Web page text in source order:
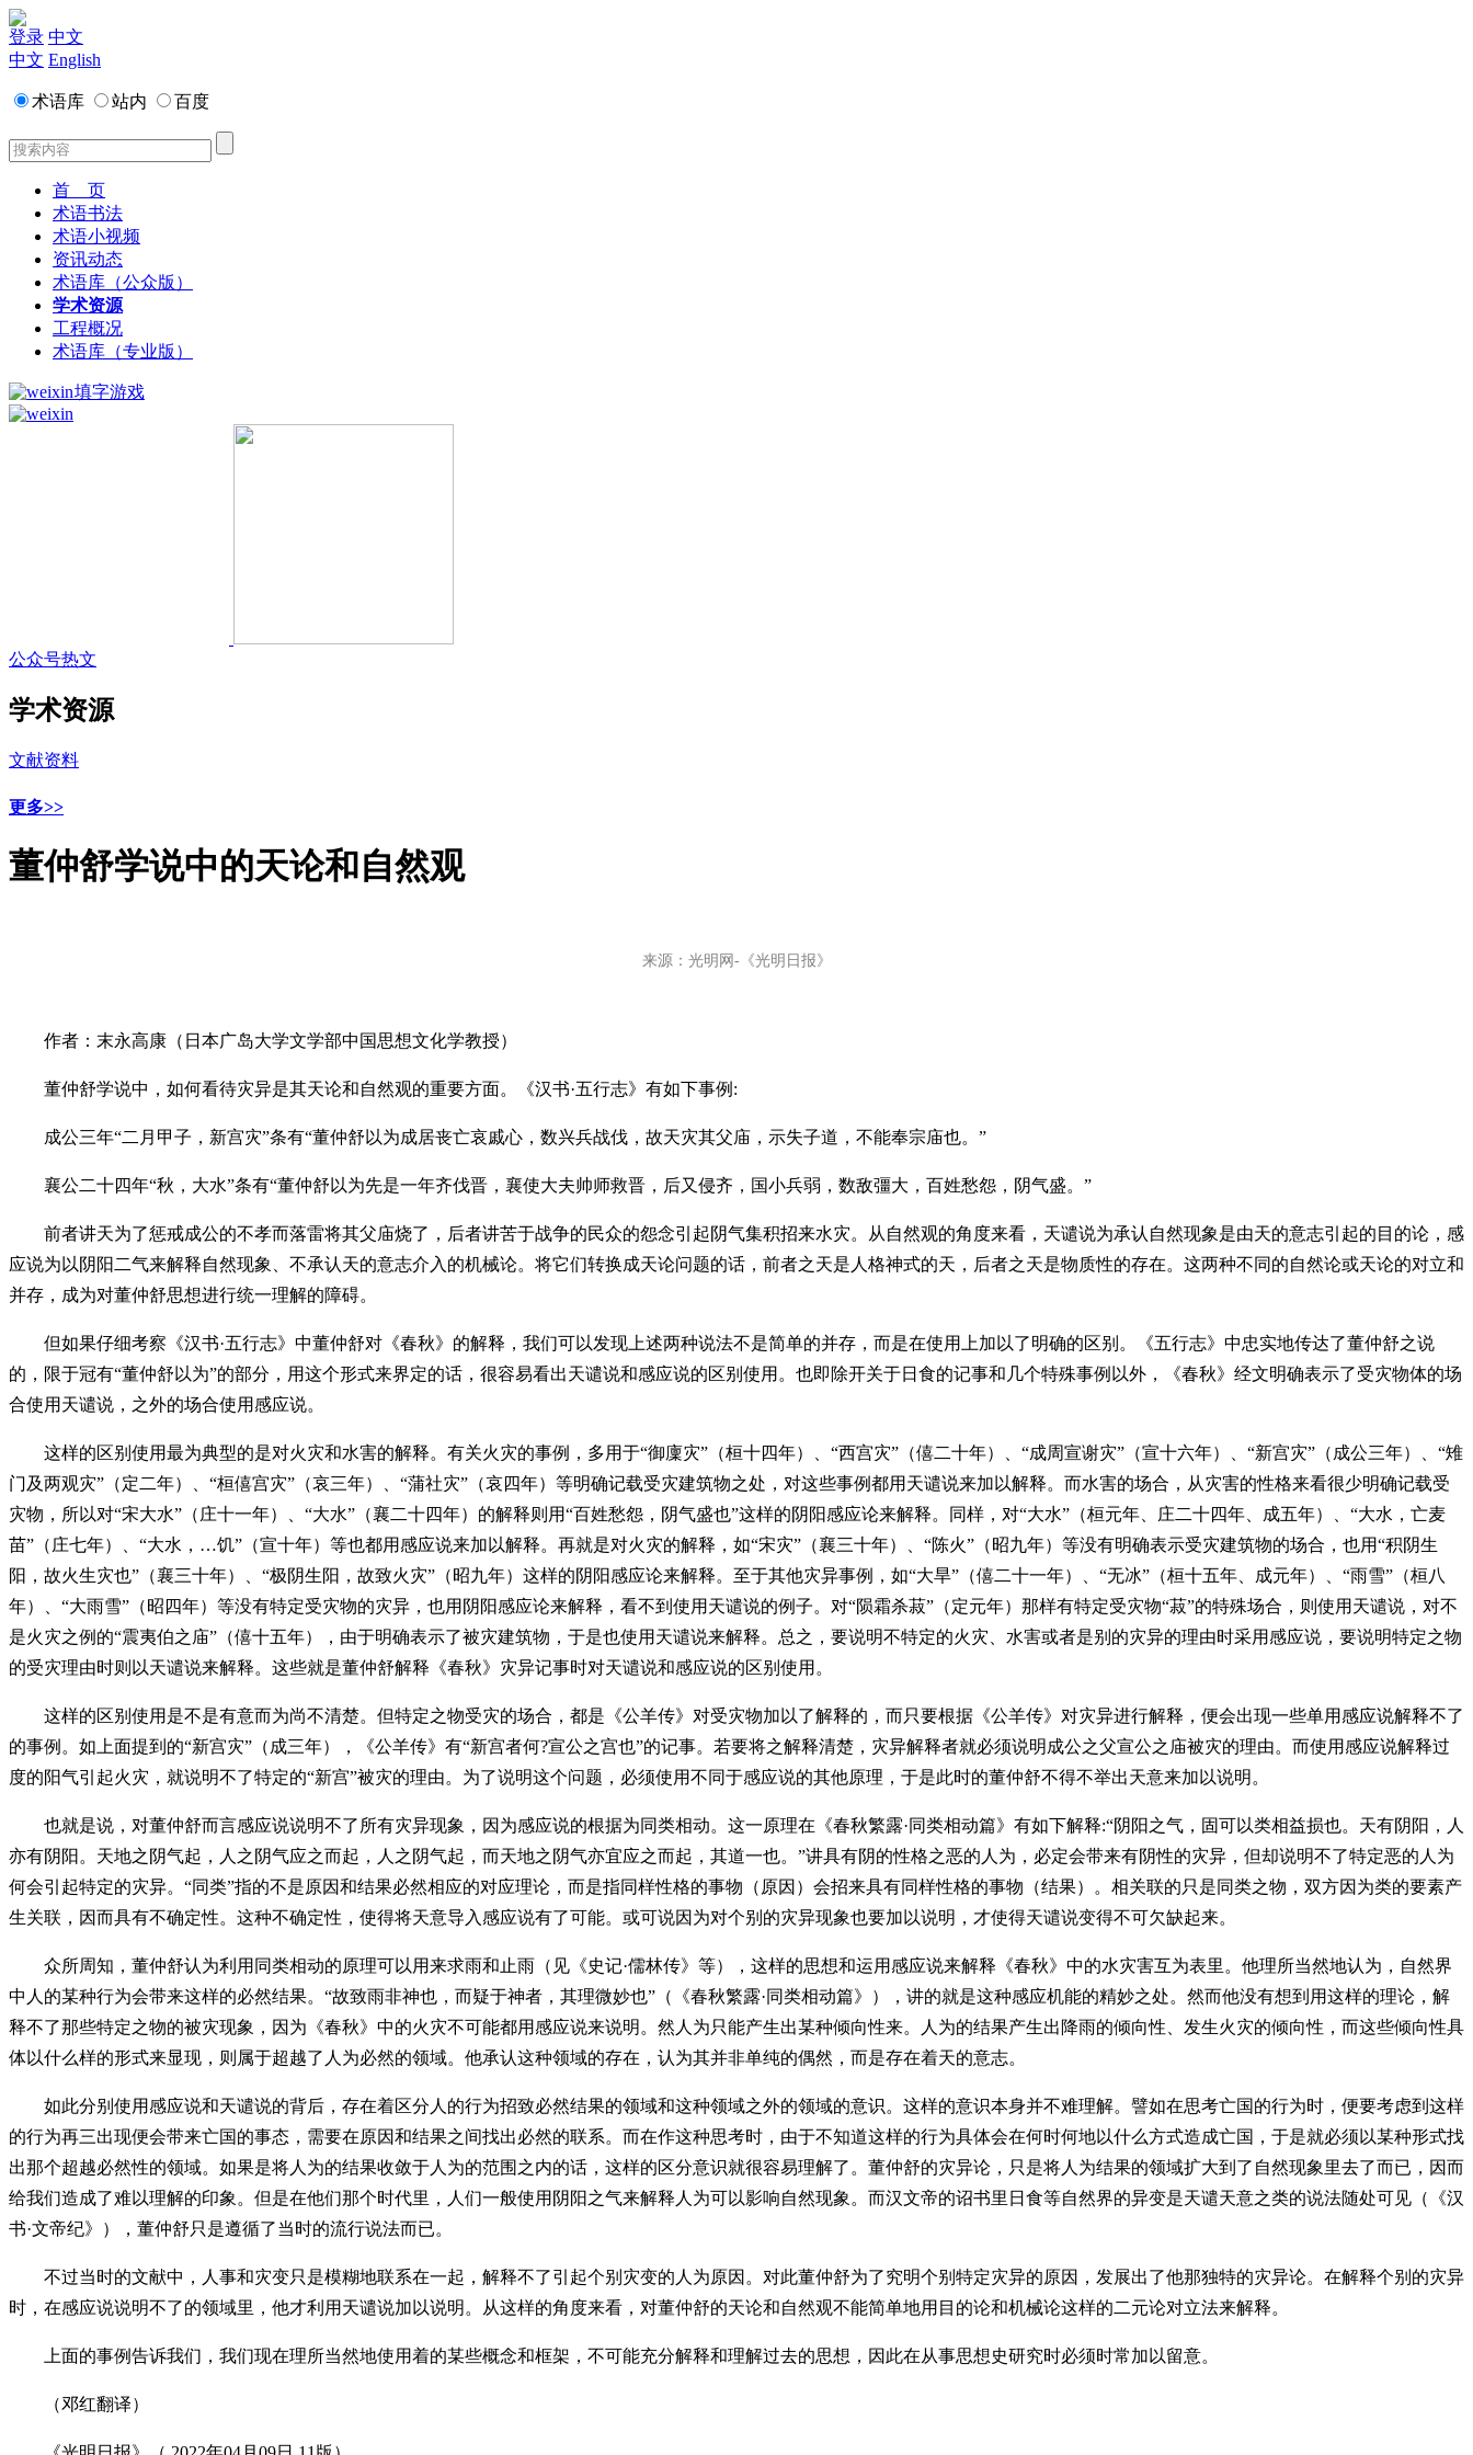
登录 中文
中文 English
术语库 站内 百度
首 页
术语书法
术语小视频
资讯动态
术语库（公众版）
学术资源
工程概况
术语库（专业版）
填字游戏
公众号热文
学术资源
文献资料
更多>>
董仲舒学说中的天论和自然观
来源：光明网-《光明日报》
作者：末永高康（日本广岛大学文学部中国思想文化学教授）
董仲舒学说中，如何看待灾异是其天论和自然观的重要方面。《汉书·五行志》有如下事例:
成公三年“二月甲子，新宫灾”条有“董仲舒以为成居丧亡哀戚心，数兴兵战伐，故天灾其父庙，示失子道，不能奉宗庙也。”
襄公二十四年“秋，大水”条有“董仲舒以为先是一年齐伐晋，襄使大夫帅师救晋，后又侵齐，国小兵弱，数敌彊大，百姓愁怨，阴气盛。”
前者讲天为了惩戒成公的不孝而落雷将其父庙烧了，后者讲苦于战争的民众的怨念引起阴气集积招来水灾。从自然观的角度来看，天谴说为承认自然现象是由天的意志引起的目的论，感
应说为以阴阳二气来解释自然现象、不承认天的意志介入的机械论。将它们转换成天论问题的话，前者之天是人格神式的天，后者之天是物质性的存在。这两种不同的自然论或天论的对立和
并存，成为对董仲舒思想进行统一理解的障碍。
但如果仔细考察《汉书·五行志》中董仲舒对《春秋》的解释，我们可以发现上述两种说法不是简单的并存，而是在使用上加以了明确的区别。《五行志》中忠实地传达了董仲舒之说
的，限于冠有“董仲舒以为”的部分，用这个形式来界定的话，很容易看出天谴说和感应说的区别使用。也即除开关于日食的记事和几个特殊事例以外，《春秋》经文明确表示了受灾物体的场
合使用天谴说，之外的场合使用感应说。
这样的区别使用最为典型的是对火灾和水害的解释。有关火灾的事例，多用于“御廩灾”（桓十四年）、“西宫灾”（僖二十年）、“成周宣谢灾”（宣十六年）、“新宫灾”（成公三年）、“雉
门及两观灾”（定二年）、“桓僖宫灾”（哀三年）、“蒲社灾”（哀四年）等明确记载受灾建筑物之处，对这些事例都用天谴说来加以解释。而水害的场合，从灾害的性格来看很少明确记载受
灾物，所以对“宋大水”（庄十一年）、“大水”（襄二十四年）的解释则用“百姓愁怨，阴气盛也”这样的阴阳感应论来解释。同样，对“大水”（桓元年、庄二十四年、成五年）、“大水，亡麦
苗”（庄七年）、“大水，…饥”（宣十年）等也都用感应说来加以解释。再就是对火灾的解释，如“宋灾”（襄三十年）、“陈火”（昭九年）等没有明确表示受灾建筑物的场合，也用“积阴生
阳，故火生灾也”（襄三十年）、“极阴生阳，故致火灾”（昭九年）这样的阴阳感应论来解释。至于其他灾异事例，如“大旱”（僖二十一年）、“无冰”（桓十五年、成元年）、“雨雪”（桓八
年）、“大雨雪”（昭四年）等没有特定受灾物的灾异，也用阴阳感应论来解释，看不到使用天谴说的例子。对“陨霜杀菽”（定元年）那样有特定受灾物“菽”的特殊场合，则使用天谴说，对不
是火灾之例的“震夷伯之庙”（僖十五年），由于明确表示了被灾建筑物，于是也使用天谴说来解释。总之，要说明不特定的火灾、水害或者是别的灾异的理由时采用感应说，要说明特定之物
的受灾理由时则以天谴说来解释。这些就是董仲舒解释《春秋》灾异记事时对天谴说和感应说的区别使用。
这样的区别使用是不是有意而为尚不清楚。但特定之物受灾的场合，都是《公羊传》对受灾物加以了解释的，而只要根据《公羊传》对灾异进行解释，便会出现一些单用感应说解释不了
的事例。如上面提到的“新宫灾”（成三年），《公羊传》有“新宫者何?宣公之宫也”的记事。若要将之解释清楚，灾异解释者就必须说明成公之父宣公之庙被灾的理由。而使用感应说解释过
度的阳气引起火灾，就说明不了特定的“新宫”被灾的理由。为了说明这个问题，必须使用不同于感应说的其他原理，于是此时的董仲舒不得不举出天意来加以说明。
也就是说，对董仲舒而言感应说说明不了所有灾异现象，因为感应说的根据为同类相动。这一原理在《春秋繁露·同类相动篇》有如下解释:“阴阳之气，固可以类相益损也。天有阴阳，人
亦有阴阳。天地之阴气起，人之阴气应之而起，人之阴气起，而天地之阴气亦宜应之而起，其道一也。”讲具有阴的性格之恶的人为，必定会带来有阴性的灾异，但却说明不了特定恶的人为
何会引起特定的灾异。“同类”指的不是原因和结果必然相应的对应理论，而是指同样性格的事物（原因）会招来具有同样性格的事物（结果）。相关联的只是同类之物，双方因为类的要素产
生关联，因而具有不确定性。这种不确定性，使得将天意导入感应说有了可能。或可说因为对个别的灾异现象也要加以说明，才使得天谴说变得不可欠缺起来。
众所周知，董仲舒认为利用同类相动的原理可以用来求雨和止雨（见《史记·儒林传》等），这样的思想和运用感应说来解释《春秋》中的水灾害互为表里。他理所当然地认为，自然界
中人的某种行为会带来这样的必然结果。“故致雨非神也，而疑于神者，其理微妙也”（《春秋繁露·同类相动篇》），讲的就是这种感应机能的精妙之处。然而他没有想到用这样的理论，解
释不了那些特定之物的被灾现象，因为《春秋》中的火灾不可能都用感应说来说明。然人为只能产生出某种倾向性来。人为的结果产生出降雨的倾向性、发生火灾的倾向性，而这些倾向性具
体以什么样的形式来显现，则属于超越了人为必然的领域。他承认这种领域的存在，认为其并非单纯的偶然，而是存在着天的意志。
如此分别使用感应说和天谴说的背后，存在着区分人的行为招致必然结果的领域和这种领域之外的领域的意识。这样的意识本身并不难理解。譬如在思考亡国的行为时，便要考虑到这样
的行为再三出现便会带来亡国的事态，需要在原因和结果之间找出必然的联系。而在作这种思考时，由于不知道这样的行为具体会在何时何地以什么方式造成亡国，于是就必须以某种形式找
出那个超越必然性的领域。如果是将人为的结果收敛于人为的范围之内的话，这样的区分意识就很容易理解了。董仲舒的灾异论，只是将人为结果的领域扩大到了自然现象里去了而已，因而
给我们造成了难以理解的印象。但是在他们那个时代里，人们一般使用阴阳之气来解释人为可以影响自然现象。而汉文帝的诏书里日食等自然界的异变是天谴天意之类的说法随处可见（《汉
书·文帝纪》），董仲舒只是遵循了当时的流行说法而已。
不过当时的文献中，人事和灾变只是模糊地联系在一起，解释不了引起个别灾变的人为原因。对此董仲舒为了究明个别特定灾异的原因，发展出了他那独特的灾异论。在解释个别的灾异
时，在感应说说明不了的领域里，他才利用天谴说加以说明。从这样的角度来看，对董仲舒的天论和自然观不能简单地用目的论和机械论这样的二元论对立法来解释。
上面的事例告诉我们，我们现在理所当然地使用着的某些概念和框架，不可能充分解释和理解过去的思想，因此在从事思想史研究时必须时常加以留意。
（邓红翻译）